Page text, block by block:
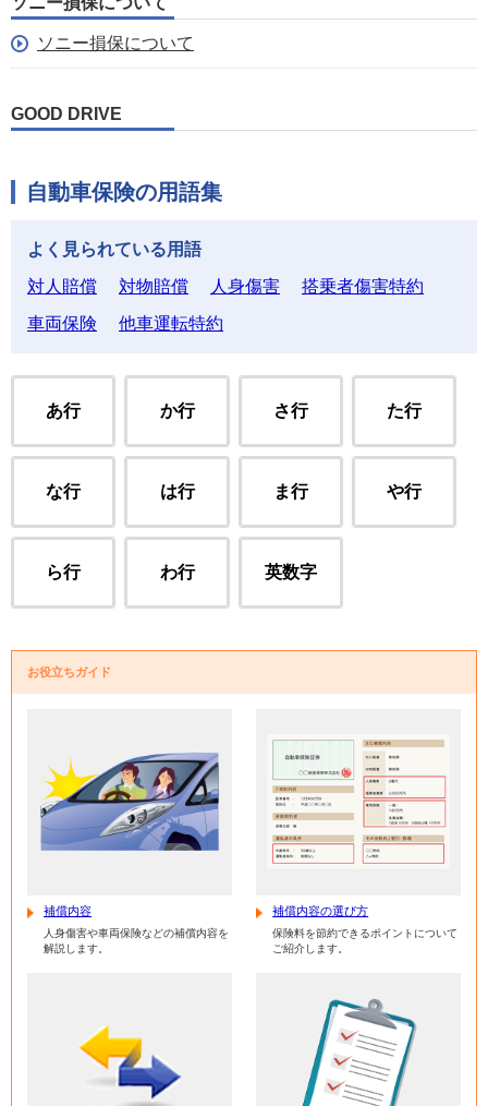
ソニー損保について
GOOD DRIVE
自動車保険の用語集
よく見られている用語
対人賠償
対物賠償 人身傷害
搭乗者傷害特約
車両保険
他車運転特約
あ行 か行 さ行 た行
な行 は行 ま行 や行
ら行 わ行 英数字
お役立ちガイド
補償内容
人身傷害や車両保険などの補償内容を
解説します。
補償内容の選び方
保険料を節約できるポイントについて
ご紹介します。